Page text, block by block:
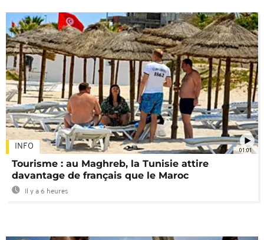
01:01
INFO
Tourisme : au Maghreb, la Tunisie attire
davantage de français que le Maroc
Il y a 6 heures